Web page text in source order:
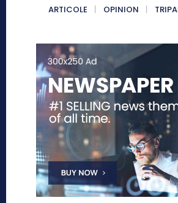
ARTICOLE OPINION